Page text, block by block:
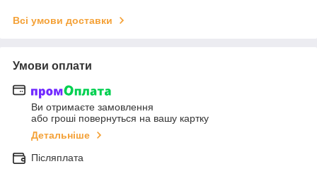
Всі умови доставки
Умови оплати
Ви отримаєте замовлення
або гроші повернуться на вашу картку
Детальніше
Післяплата